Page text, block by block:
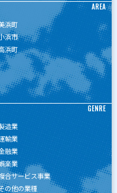
AREA
浜町
浜市
浜町
GENRE
造業
輸業
融業
楽業
合サービス事業
の他の業種